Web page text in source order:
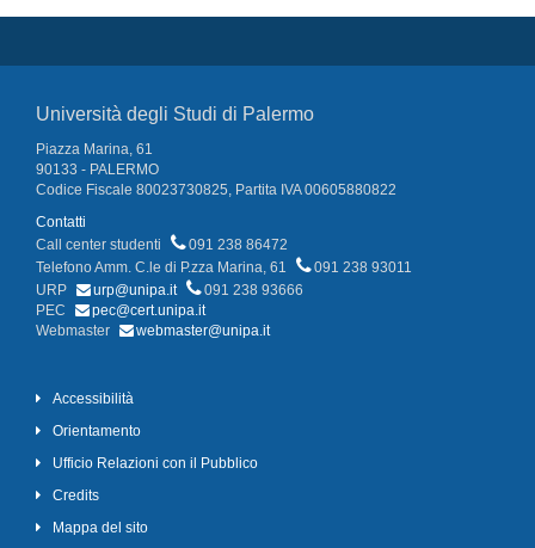
Università degli Studi di Palermo
Piazza Marina, 61
90133 - PALERMO
Codice Fiscale 80023730825, Partita IVA 00605880822
Contatti
Call center studenti
091 238 86472
Telefono Amm. C.le di P.zza Marina, 61
091 238 93011
URP
urp@unipa.it
091 238 93666
PEC
pec@cert.unipa.it
Webmaster
webmaster@unipa.it
Accessibilità
Orientamento
Ufficio Relazioni con il Pubblico
Credits
Mappa del sito